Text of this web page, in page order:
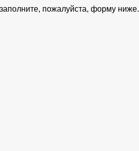
пожалуйста, форму ниже.